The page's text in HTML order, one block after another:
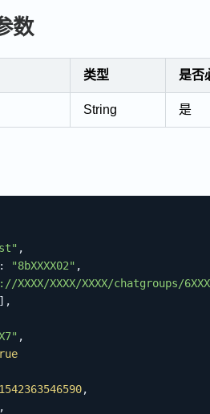
数
类型 是否
String 是
,
: "8bXXXX02" ,
XXXX/XXXX/chatgroups/
] ,
,
1542363546590,
,